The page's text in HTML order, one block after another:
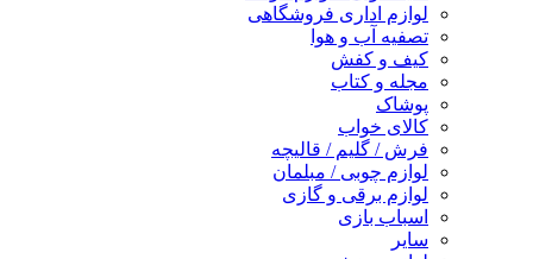
لوازم اداری فروشگاهی
تصفیه آب و هوا
کیف و کفش
مجله و کتاب
پوشاک
کالای خواب
فرش / گلیم / قالیچه
لوازم چوبی / مبلمان
لوازم برقی و گازی
اسباب بازی
سایر